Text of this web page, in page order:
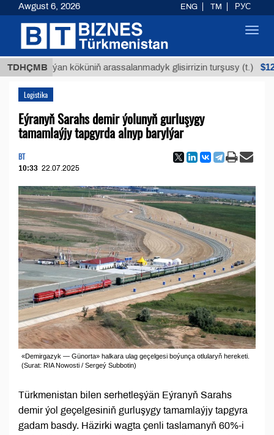
TDHÇMB
Buýan köküniň arassalanmadyk glisirrizin turşusy (t.) $12935,18
Logistika
Eýranyň Sarahs demir ýolunyň gurluşygy
tamamlaýjy tapgyrda alnyp barylýar
BT
10:33 22.07.2025
«Demirgazyk — Günorta» halkara ulag geçelgesi boýunça otlularyň hereketi.
(Surat: RIA Nowosti / Sergeý Subbotin)
Türkmenistan bilen serhetleşýän Eýranyň Sarahs
demir ýol geçelgesiniň gurluşygy tamamlaýjy tapgyra
gadam basdy. Häzirki wagta çenli taslamanyň 60%-i
Awgust 6, 2026 ENG TM РУС